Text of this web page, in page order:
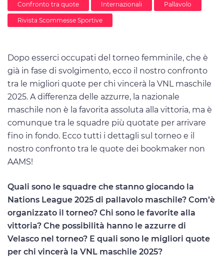
Confronto tra quote Internazionali Pallavolo
Rivista Scommesse Sportive
Dopo esserci occupati del torneo femminile, che è
già in fase di svolgimento, ecco il nostro confronto
tra le migliori quote per chi vincerà la VNL maschile
2025. A differenza delle azzurre, la nazionale
maschile non è la favorita assoluta alla vittoria, ma è
comunque tra le squadre più quotate per arrivare
fino in fondo. Ecco tutti i dettagli sul torneo e il
nostro confronto tra le quote dei bookmaker non
AAMS!
Quali sono le squadre che stanno giocando la
Nations League 2025 di pallavolo maschile? Com’è
organizzato il torneo? Chi sono le favorite alla
vittoria? Che possibilità hanno le azzurre di
Velasco nel torneo? E quali sono le migliori quote
per chi vincerà la VNL maschile 2025?